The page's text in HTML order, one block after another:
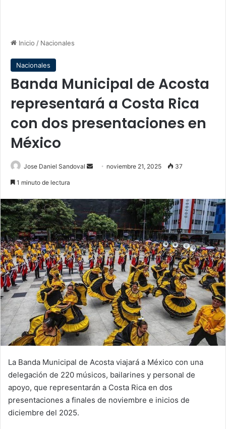
Inicio / Nacionales
Nacionales
Banda Municipal de Acosta
representará a Costa Rica
con dos presentaciones en
México
Jose Daniel Sandoval
Send noviembre 21, 2025 37
1 minuto de lectura
La Banda Municipal de Acosta viajará a México con una
delegación de 220 músicos, bailarines y personal de
apoyo, que representarán a Costa Rica en dos
presentaciones a finales de noviembre e inicios de
diciembre del 2025.